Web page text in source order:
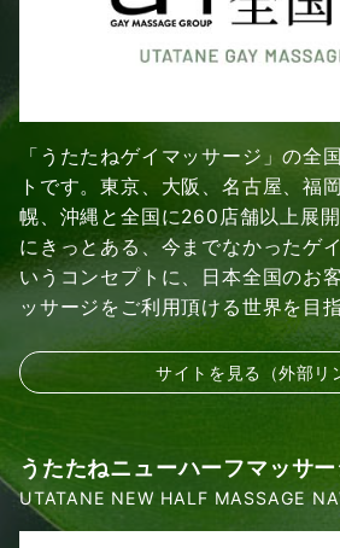
「うたたねゲイマッサージ」の全
トです。東京、大阪、名古屋、福
幌、沖縄と全国に260店舗以上展
にきっとある、今までなかったゲ
いうコンセプトに、日本全国のお
ッサージをご利用頂ける世界を目
サイトを見る（外部リ
うたたねニューハーフマッサ
UTATANE NEW HALF MASSAGE